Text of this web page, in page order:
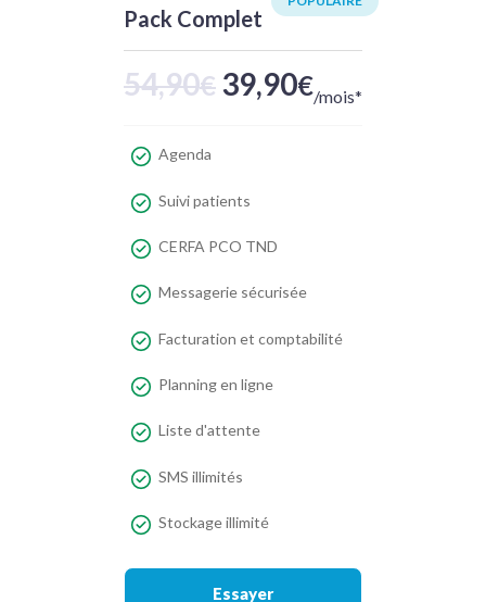
Pack Complet
54,90€ 39,90€/mois*
Agenda
Suivi patients
CERFA PCO TND
Messagerie sécurisée
Facturation et comptabilité
Planning en ligne
Liste d'attente
SMS illimités
Stockage illimité
Essayer